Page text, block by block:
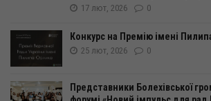
17 лют, 2026 0
Конкурс на Премію імені
25 лют, 2026 0
Представники Болехівської